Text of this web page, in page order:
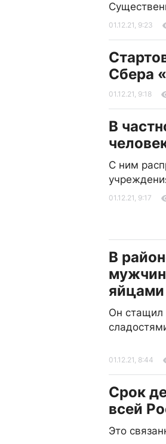
01.12.21, 9:23
Сбера
01.12.21, 9:18
В
С ним
01.12.21, 9:17
В
яйцами
Он стащил
01.12.21, 8:44
Срок
всей
Это